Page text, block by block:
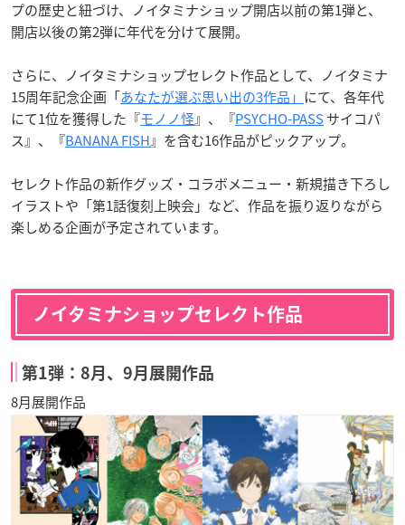
プの歴史と紐づけ、ノイタミナショップ開店以前の第1弾と、
開店以後の第2弾に年代を分けて展開。
さらに、ノイタミナショップセレクト作品として、ノイタミナ
15周年記念企画「あなたが選ぶ思い出の3作品」 にて、各年代
にて1位を獲得した『モノノ怪』、『PSYCHO-PASSサイコパ
ス』、『BANANA FISH』を含む16作品がピックアップ。
セレクト作品の新作グッズ・コラボメニュー・新規描き下ろし
イラストや「第1話復刻上映会」など、作品を振り返りながら
楽しめる企画が予定されています。
ノイタミナショップセレクト作品
第1弾：8月、9月展開作品
8月展開作品